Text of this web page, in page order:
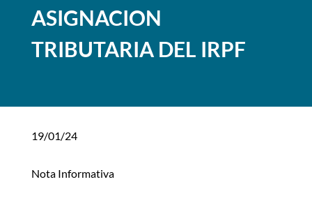
ASIGNACION
TRIBUTARIA DEL IRPF
19/01/24
Nota Informativa